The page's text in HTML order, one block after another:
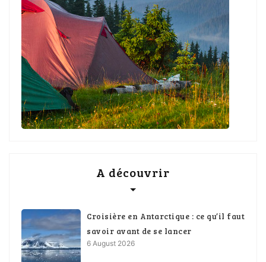
A découvrir
Croisière en Antarctique : ce qu’il faut
savoir avant de se lancer
6 August 2026